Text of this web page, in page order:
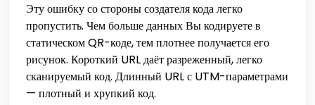
Эту ошибку со стороны создателя кода легко
пропустить. Чем больше данных Вы кодируете в
статическом QR-коде, тем плотнее получается его
рисунок. Короткий URL даёт разреженный, легко
сканируемый код. Длинный URL с UTM-параметрами
— плотный и хрупкий код.